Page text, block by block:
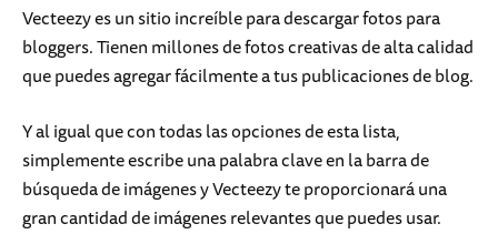
Vecteezy es un sitio increíble para descargar fotos para
bloggers. Tienen millones de fotos creativas de alta calidad
que puedes agregar fácilmente a tus publicaciones de blog.
Y al igual que con todas las opciones de esta lista,
simplemente escribe una palabra clave en la barra de
búsqueda de imágenes y Vecteezy te proporcionará una
gran cantidad de imágenes relevantes que puedes usar.